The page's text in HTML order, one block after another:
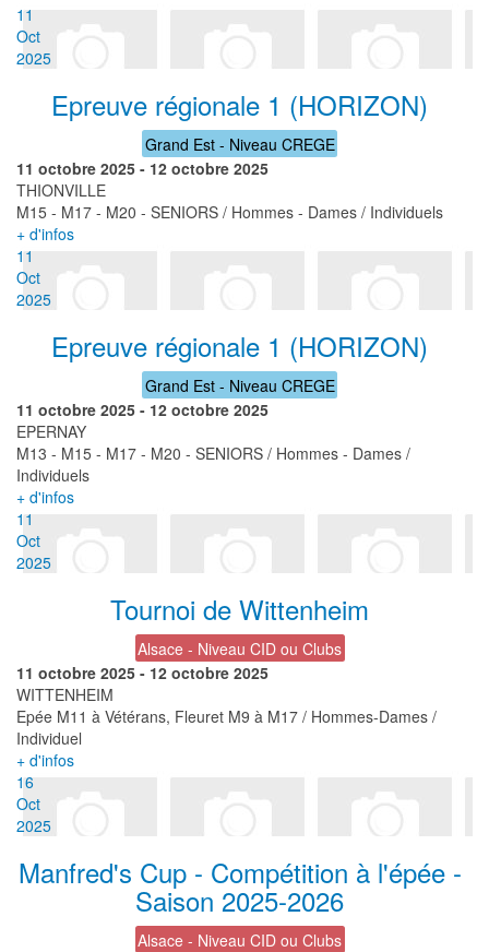
11
Oct
2025
Epreuve régionale 1 (HORIZON)
Grand Est - Niveau CREGE
11 octobre 2025 - 12 octobre 2025
THIONVILLE
M15 - M17 - M20 - SENIORS / Hommes - Dames / Individuels
+ d'infos
11
Oct
2025
Epreuve régionale 1 (HORIZON)
Grand Est - Niveau CREGE
11 octobre 2025 - 12 octobre 2025
EPERNAY
M13 - M15 - M17 - M20 - SENIORS / Hommes - Dames /
Individuels
+ d'infos
11
Oct
2025
Tournoi de Wittenheim
Alsace - Niveau CID ou Clubs
11 octobre 2025 - 12 octobre 2025
WITTENHEIM
Epée M11 à Vétérans, Fleuret M9 à M17 / Hommes-Dames /
Individuel
+ d'infos
16
Oct
2025
Manfred's Cup - Compétition à l'épée -
Saison 2025-2026
Alsace - Niveau CID ou Clubs